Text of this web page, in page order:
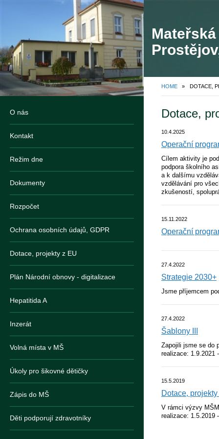
HOME » DOTACE,
O nás
Kontakt
Režim dne
Dokumenty
Rozpočet
Ochrana osobních údajů, GDPR
Dotace, projekty z EU
Plán Národní obnovy - digitalizace
Hepatitida A
Inzerát
Volná místa v MŠ
Úkoly pro šikovné dětičky
Zápis do MŠ
Děti podporují zdravotníky
Dotace,
10.4.2025
Operační
Cílem aktivity je
podpora školního
a k dalšímu
vzdělávání pro
zkušeností,
15.11.2022
Operační
27.4.2022
Strategie 2030+
Jsme příjemcem
27.4.2022
Šablony III
Zapojili jsme se do
realizace: 1.9.2021
15.5.2019
Dotace,
V rámci výzvy
realizace: 1.5.2019